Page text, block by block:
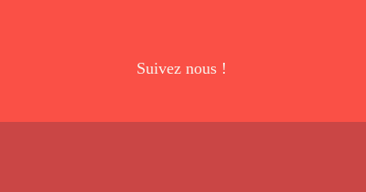
Suivez nous !